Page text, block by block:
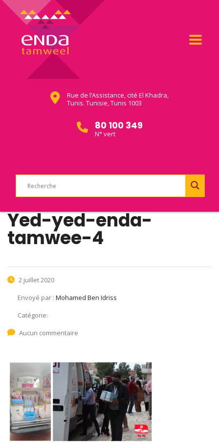
Rue de l’Assistance, cité El Khadra,
Tunis. Tunisie, Tunis 1003
80 100 349
N° vert
Yed-yed-enda-
tamwee-4
2 juillet 2020
Envoyé par : Mohamed Ben Idriss
Catégorie:
Aucun commentaire